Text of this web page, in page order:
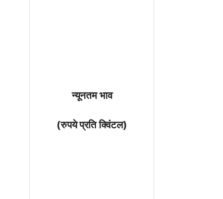
न्यूनतम भाव
(रुपये प्रति क्विंटल)